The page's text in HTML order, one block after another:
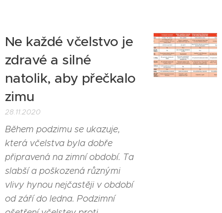
Ne každé včelstvo je
zdravé a silné
natolik, aby přečkalo
zimu
28.11.2020
Během podzimu se ukazuje,
která včelstva byla dobře
připravená na zimní období. Ta
slabší a poškozená různými
vlivy hynou nejčastěji v období
od září do ledna. Podzimní